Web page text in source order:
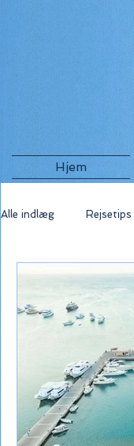
Hjem
Alle indlæg
🇬🇷 Grækenland